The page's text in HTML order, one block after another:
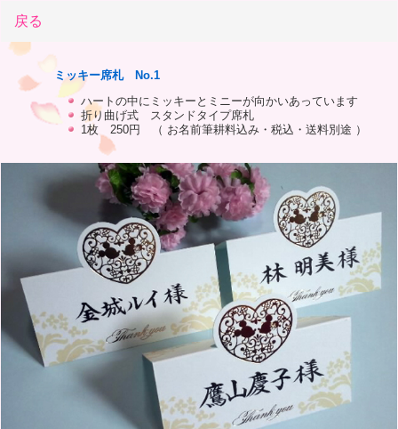
戻る
ミッキー席札 No.1
ハートの中にミッキーとミニーが向かいあっています
折り曲げ式 スタンドタイプ席札
1枚 250円 （ お名前筆耕料込み・税込・送料別途 ）